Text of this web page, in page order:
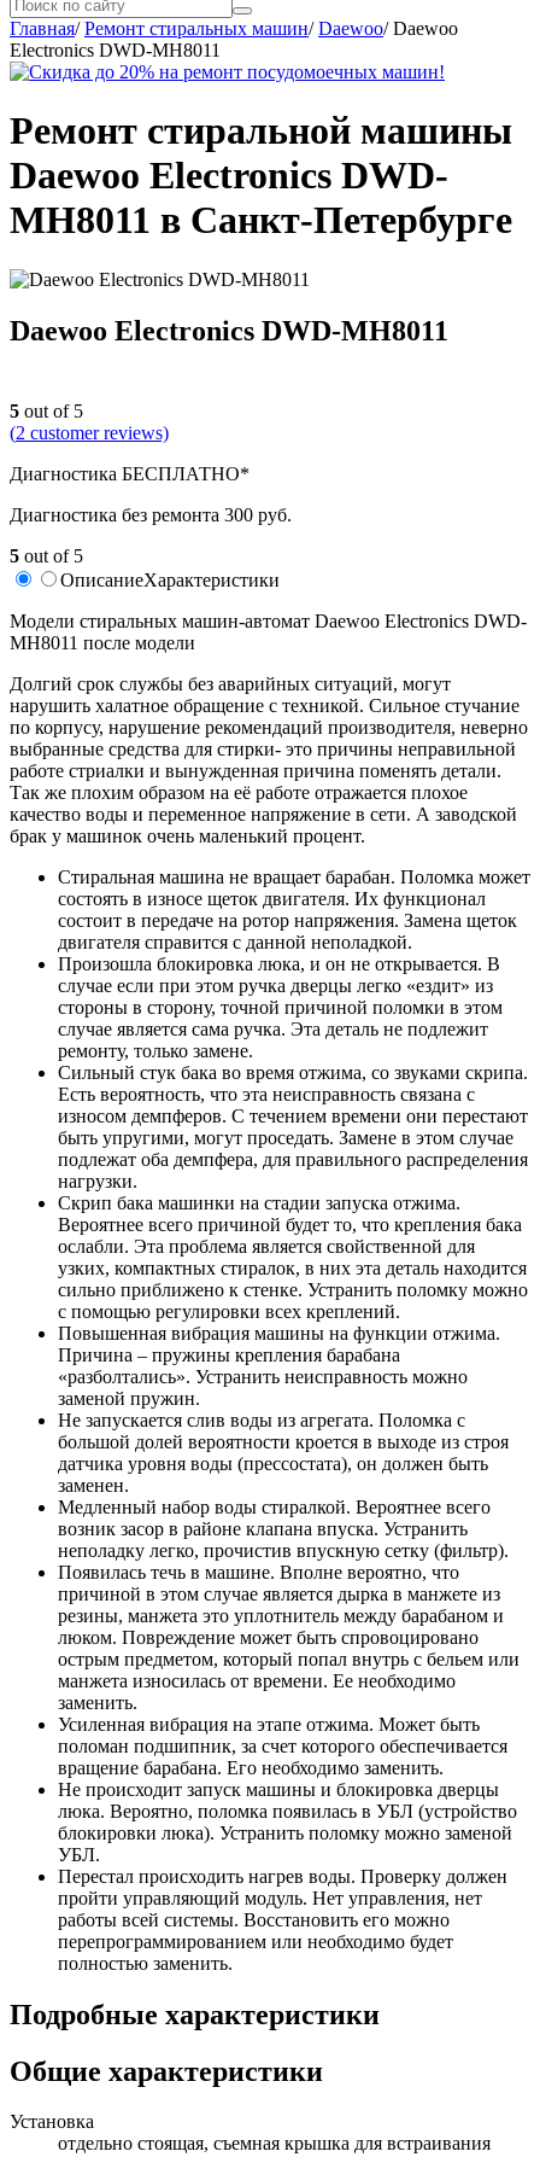
Главная/Ремонт стиральных машин/Daewoo/Daewoo
Electronics DWD-MH8011
Ремонт стиральной машины
Daewoo Electronics DWD-
MH8011 в Санкт-Петербурге
Daewoo Electronics DWD-MH8011
5 out of 5
(2 customer reviews)
Диагностика БЕСПЛАТНО*
Диагностика без ремонта 300 руб.
5 out of 5
ОписаниеХарактеристики
Модели стиральных машин-автомат Daewoo Electronics DWD-
MH8011 после модели
Долгий срок службы без аварийных ситуаций, могут
нарушить халатное обращение с техникой. Сильное стучание
по корпусу, нарушение рекомендаций производителя, неверно
выбранные средства для стирки- это причины неправильной
работе стриалки и вынужденная причина поменять детали.
Так же плохим образом на её работе отражается плохое
качество воды и переменное напряжение в сети. А заводской
брак у машинок очень маленький процент.
Стиральная машина не вращает барабан. Поломка может
состоять в износе щеток двигателя. Их функционал
состоит в передаче на ротор напряжения. Замена щеток
двигателя справится с данной неполадкой.
Произошла блокировка люка, и он не открывается. В
случае если при этом ручка дверцы легко «ездит» из
стороны в сторону, точной причиной поломки в этом
случае является сама ручка. Эта деталь не подлежит
ремонту, только замене.
Сильный стук бака во время отжима, со звуками скрипа.
Есть вероятность, что эта неисправность связана с
износом демпферов. С течением времени они перестают
быть упругими, могут проседать. Замене в этом случае
подлежат оба демпфера, для правильного распределения
нагрузки.
Скрип бака машинки на стадии запуска отжима.
Вероятнее всего причиной будет то, что крепления бака
ослабли. Эта проблема является свойственной для
узких, компактных стиралок, в них эта деталь находится
сильно приближено к стенке. Устранить поломку можно
с помощью регулировки всех креплений.
Повышенная вибрация машины на функции отжима.
Причина – пружины крепления барабана
«разболтались». Устранить неисправность можно
заменой пружин.
Не запускается слив воды из агрегата. Поломка с
большой долей вероятности кроется в выходе из строя
датчика уровня воды (прессостата), он должен быть
заменен.
Медленный набор воды стиралкой. Вероятнее всего
возник засор в районе клапана впуска. Устранить
неполадку легко, прочистив впускную сетку (фильтр).
Появилась течь в машине. Вполне вероятно, что
причиной в этом случае является дырка в манжете из
резины, манжета это уплотнитель между барабаном и
люком. Повреждение может быть спровоцировано
острым предметом, который попал внутрь с бельем или
манжета износилась от времени. Ее необходимо
заменить.
Усиленная вибрация на этапе отжима. Может быть
поломан подшипник, за счет которого обеспечивается
вращение барабана. Его необходимо заменить.
Не происходит запуск машины и блокировка дверцы
люка. Вероятно, поломка появилась в УБЛ (устройство
блокировки люка). Устранить поломку можно заменой
УБЛ.
Перестал происходить нагрев воды. Проверку должен
пройти управляющий модуль. Нет управления, нет
работы всей системы. Восстановить его можно
перепрограммированием или необходимо будет
полностью заменить.
Подробные характеристики
Общие характеристики
Установка
отдельно стоящая, съемная крышка для встраивания